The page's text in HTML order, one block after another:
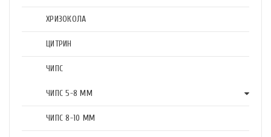
ХРИЗОКОЛА
ЦИТРИН
ЧИПС
ЧИПС 5-8 ММ
ЧИПС 8-10 ММ